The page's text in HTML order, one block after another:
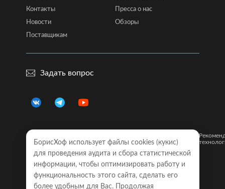
Контакты
Пресса о нас
Новости
Обзоры
Поставщикам
Задать вопрос
Правовая
информация
конфиденциальности
сайта
Обращаем Ваше внимание на то, что все объявления о
моделях автомобилей, размещенные на настоящем
интернет-сайте, носят исключительно информационный
характер и ни при каких условиях не являются публичной
БорисХоф использует файлы cookies (кукиc)
для проведения аудита и сбора статистической
информации, чтобы оптимизировать работу и
функциональность этого сайта, сделать его
более удобным для Вас. Продолжая